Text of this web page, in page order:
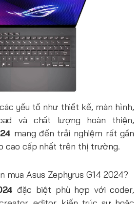
yếu tố như thiết kế, màn hình,
và chất lượng hoàn thiện,
mang đến trải nghiệm rất gần
cao cấp nhất trên thị trường.
mua Asus Zephyrus G14 2024?
đặc biệt phù hợp với coder,